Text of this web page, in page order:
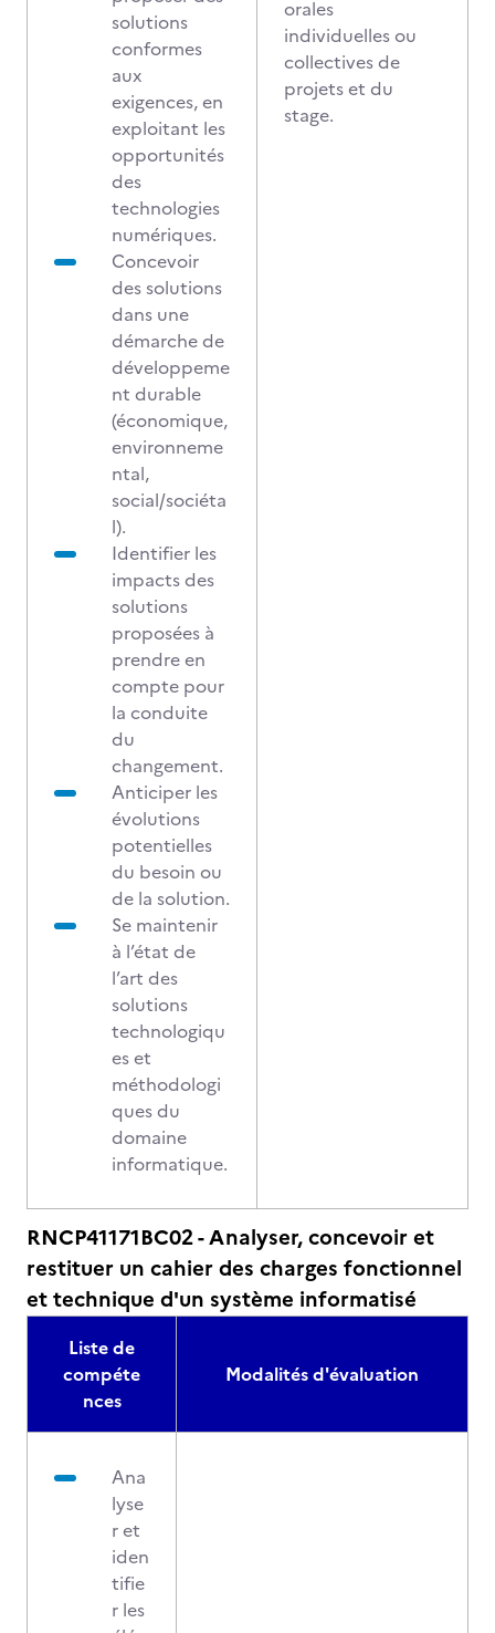
solutions
conformes
aux
exigences, en
exploitant les
opportunités
des
technologies
numériques.
Concevoir
des solutions
dans une
démarche de
développeme
nt durable
(économique,
environneme
ntal,
social/sociéta
l).
Identifier les
impacts des
solutions
proposées à
prendre en
compte pour
la conduite
du
changement.
Anticiper les
évolutions
potentielles
du besoin ou
de la solution.
Se maintenir
à l’état de
l’art des
solutions
technologiqu
es et
méthodologi
ques du
domaine
informatique.
orales
individuelles ou
collectives de
projets et du
stage.
RNCP41171BC02 - Analyser, concevoir et
restituer un cahier des charges fonctionnel
et technique d'un système informatisé
Liste de
compéte
nces
Modalités d'évaluation
Ana
lyse
r et
iden
tifie
r les